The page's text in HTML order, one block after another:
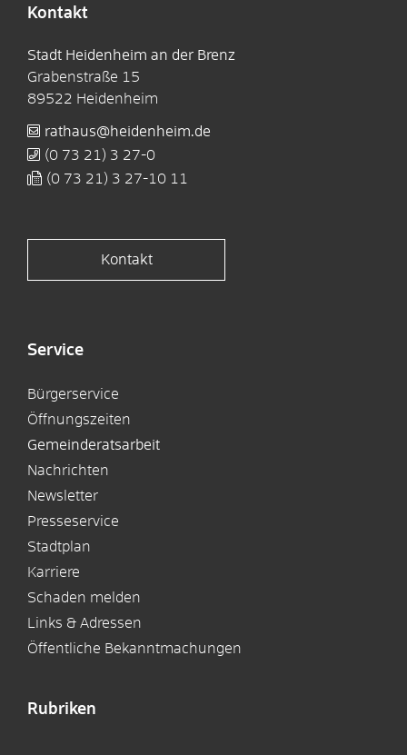
Kontakt
Stadt Heidenheim an der Brenz
Grabenstraße 15
89522 Heidenheim
rathaus@heidenheim.de
(0 73 21) 3 27-0
(0 73 21) 3 27-10 11
Kontakt
Service
Bürgerservice
Öffnungszeiten
Gemeinderatsarbeit
Nachrichten
Newsletter
Presseservice
Stadtplan
Karriere
Schaden melden
Links & Adressen
Öffentliche Bekanntmachungen
Rubriken